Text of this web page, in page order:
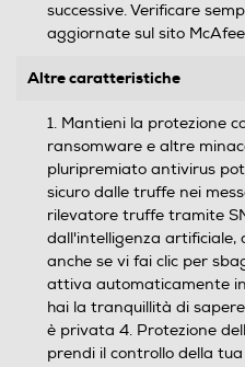
successive. Verificare
aggiornate sul sito
Altre caratteristiche
1. Mantieni la protezione
ransomware e altre
pluripremiato antivirus
sicuro dalle truffe nei
rilevatore truffe tramite
dall'intelligenza artificiale,
anche se vi fai clic per
attiva automaticamente
hai la tranquillità di
è privata 4. Protezione
prendi il controllo della